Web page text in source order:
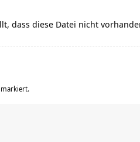
dass diese Datei nicht
markiert.